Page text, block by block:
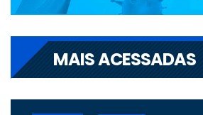
MAIS ACESSADAS